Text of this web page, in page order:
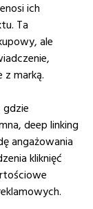
ich
Ta
ale
z marką.
deep linking
angażowania
kliknięć